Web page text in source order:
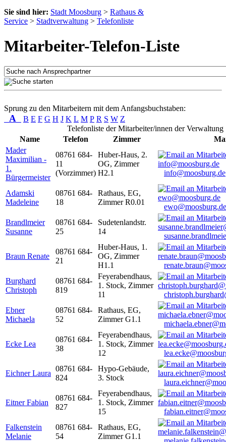
Sie sind hier: Stadt Moosburg > Rathaus &
Service > Stadtverwaltung > Telefonliste
Mitarbeiter-Telefon-Liste
Sprung zu den Mitarbeitern mit dem Anfangsbuchstaben:
A B E F G H J K L M P R S W Z
Telefonliste der Mitarbeiter/innen der Verwaltung
Name
Telefon Zimmer
Mader
Maximilian -
1.
Bürgermeister
08761 684-
11
(Vorzimmer)
Huber-Haus, 2.
OG, Zimmer
H2.1
info@moosburg.de
Adamski
Madeleine
08761 684-
18
Rathaus, EG,
Zimmer R0.01
ewo@moosburg.de
Brandlmeier
Susanne
08761 684-
25
Sudetenlandstr.
14
Braun Renate
08761 684-
21
Huber-Haus, 1.
OG, Zimmer
H1.1
Burghard
Christoph
08761 684-
819
Feyerabendhaus,
1. Stock, Zimmer
11
Ebner
Michaela
08761 684-
52
Rathaus, EG,
Zimmer G1.1
Ecke Lea
08761 684-
38
Feyerabendhaus,
1. Stock, Zimmer
12
Eichner Laura
08761 684-
824
Hypo-Gebäude,
3. Stock
Eitner Fabian
08761 684-
827
Feyerabendhaus,
1. Stock, Zimmer
15
Falkenstein
Melanie
08761 684-
54
Rathaus, EG,
Zimmer G1.1